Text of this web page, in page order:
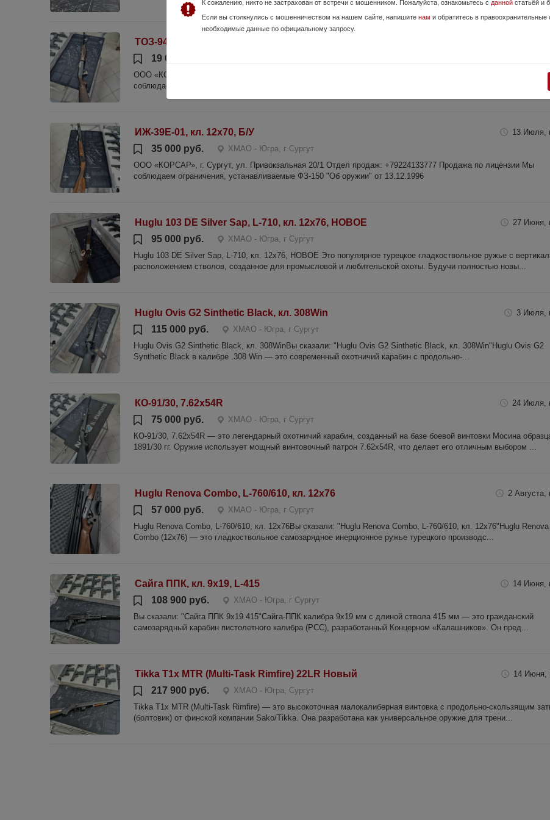
ТОЗ-94, 12х76, б/у
19 000 руб.
ООО «КОРСАР», г. Сургут, ул. Привокзальная 20/1 Отдел продаж: +79224133777 Продажа по лицензии Мы
соблюдаем ограничения, устанавливаемые ФЗ-150 "Об оружии" от 13.12.1996
ИЖ-39Е-01, кл. 12х70, Б/У 13 Июля,
35 000 руб.
ХМАО - Югра, г Сургут
ООО «КОРСАР», г. Сургут, ул. Привокзальная 20/1 Отдел продаж: +79224133777 Продажа по лицензии Мы
соблюдаем ограничения, устанавливаемые ФЗ-150 "Об оружии" от 13.12.1996
Huglu 103 DE Silver Sap, L-710, кл. 12х76, НОВОЕ 27 Июня,
95 000 руб.
ХМАО - Югра, г Сургут
Huglu 103 DE Silver Sap, L-710, кл. 12х76, НОВОЕ Это популярное турецкое гладкоствольное ружье с
расположением стволов, созданное для промысловой и любительской охоты. Будучи полностью новы...
Huglu Ovis G2 Sinthetic Black, кл. 308Win 3 Июля,
115 000 руб.
ХМАО - Югра, г Сургут
Huglu Ovis G2 Sinthetic Black, кл. 308WinВы сказали: "Huglu Ovis G2 Sinthetic Black, кл. 308Win"Huglu Ovis G2
Synthetic Black в калибре .308 Win — это современный охотничий карабин с продольно-...
КО-91/30, 7.62x54R 24 Июля,
75 000 руб.
ХМАО - Югра, г Сургут
КО-91/30, 7.62x54R — это легендарный охотничий карабин, созданный на базе боевой винтовки Мосина
1891/30 гг. Оружие использует мощный винтовочный патрон 7.62x54R, что делает его отличным выбором ...
Huglu Renova Combo, L-760/610, кл. 12х76 2 Августа,
57 000 руб.
ХМАО - Югра, г Сургут
Huglu Renova Combo, L-760/610, кл. 12х76Вы сказали: "Huglu Renova Combo, L-760/610, кл. 12х76"Huglu Renova
Combo (12х76) — это гладкоствольное самозарядное инерционное ружье турецкого производс...
Сайга ППК, кл. 9х19, L-415 14 Июня,
108 900 руб.
ХМАО - Югра, г Сургут
Вы сказали: "Сайга ППК 9х19 415"Сайга-ППК калибра 9х19 мм с длиной ствола 415 мм — это гражданский
самозарядный карабин пистолетного калибра (PCC), разработанный Концерном «Калашников». Он пред...
Tikka T1x MTR (Multi-Task Rimfire) 22LR Новый 14 Июня,
217 900 руб.
ХМАО - Югра, Сургут
Tikka T1x MTR (Multi-Task Rimfire) — это высокоточная малокалиберная винтовка с продольно-скользящим
(болтовик) от финской компании Sako/Tikka. Она разработана как универсальное оружие для трени...
К сожалению, никто не застрахован от встречи с мошенником. Пожалуйста, ознакомьтесь с данной статьёй и
Если вы столкнулись с мошенничеством на нашем сайте, напишите нам и обратитесь в
необходимые данные по официальному запросу.